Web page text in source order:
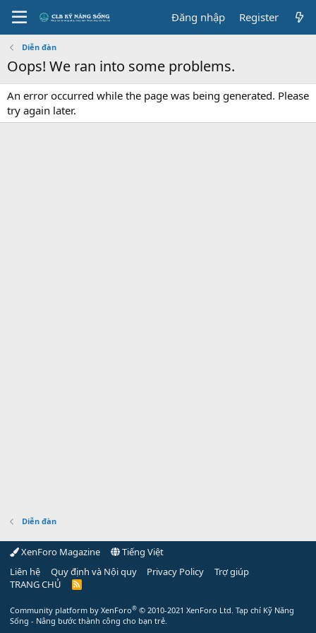
Đăng nhập Register
Diễn đàn
Oops! We ran into some problems.
An error occurred while the page was being generated. Please
try again later.
Diễn đàn
XenForo Magazine
Tiếng Việt
Liên hệ
Quy định và Nội quy Privacy Policy
Trợ giúp
TRANG CHỦ
R
Community platform by XenForo® © 2010-2021 XenForo Ltd. Tạp chí Kỹ Năng
Sống - Nâng bước thành công cho bạn trẻ.